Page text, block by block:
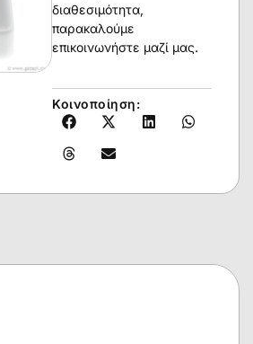
διαθεσιμότητα,
παρακαλούμε
επικοινωνήστε μαζί μας.
Κοινοποίηση: